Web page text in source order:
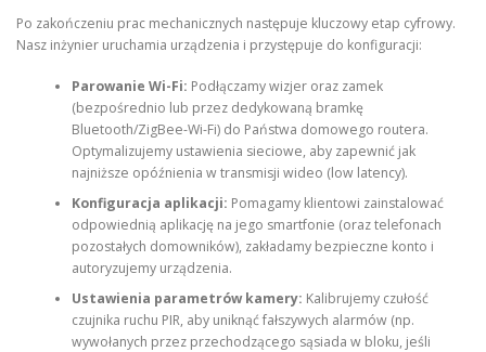
Po zakończeniu prac mechanicznych następuje kluczowy etap cyfrowy.
Nasz inżynier uruchamia urządzenia i przystępuje do konfiguracji:
Parowanie Wi-Fi: Podłączamy wizjer oraz zamek
(bezpośrednio lub przez dedykowaną bramkę
Bluetooth/ZigBee-Wi-Fi) do Państwa domowego routera.
Optymalizujemy ustawienia sieciowe, aby zapewnić jak
najniższe opóźnienia w transmisji wideo (low latency).
Konfiguracja aplikacji: Pomagamy klientowi zainstalować
odpowiednią aplikację na jego smartfonie (oraz telefonach
pozostałych domowników), zakładamy bezpieczne konto i
autoryzujemy urządzenia.
Ustawienia parametrów kamery: Kalibrujemy czułość
czujnika ruchu PIR, aby uniknąć fałszywych alarmów (np.
wywołanych przez przechodzącego sąsiada w bloku, jeśli